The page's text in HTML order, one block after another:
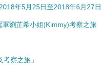
年5月25日至2018年6月27日
劉芷希小姐(Kimmy)考察之旅
察之旅」